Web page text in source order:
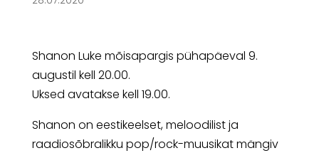
Shanon Luke mõisapargis pühapäeval 9.
augustil kell 20.00.
Uksed avatakse kell 19.00.
Shanon on eestikeelset, meloodilist ja
raadiosõbralikku pop/rock-muusikat mängiv